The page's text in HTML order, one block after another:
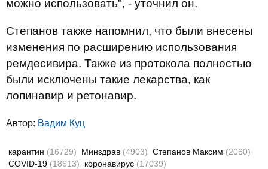
можно использовать", - уточнил он.
Степанов также напомнил, что были внесены
изменения по расширению использования
ремдесивира. Также из протокола полностью
были исключены такие лекарства, как
лопинавир и ретонавир.
Автор: Вадим Куц
карантин (16729) Минздрав (4903) Степанов Максим (2060)
COVID-19 (18613) коронавирус (17039)